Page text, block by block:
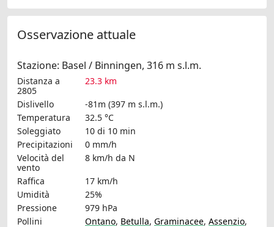
Osservazione attuale
Stazione: Basel / Binningen, 316 m s.l.m.
Distanza a
2805
23.3 km
Dislivello
-81m (397 m s.l.m.)
Temperatura
32.5 °C
Soleggiato
10 di 10 min
Precipitazioni
0 mm/h
Velocità del
vento
8 km/h da N
Raffica
17 km/h
Umidità
25%
Pressione
979 hPa
Pollini
Ontano, Betulla, Graminacee, Assenzio,